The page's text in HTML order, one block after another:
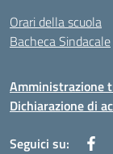
Orari della scuola
Bacheca Sindacale
Amministrazione
Dichiarazione di
Seguici su: